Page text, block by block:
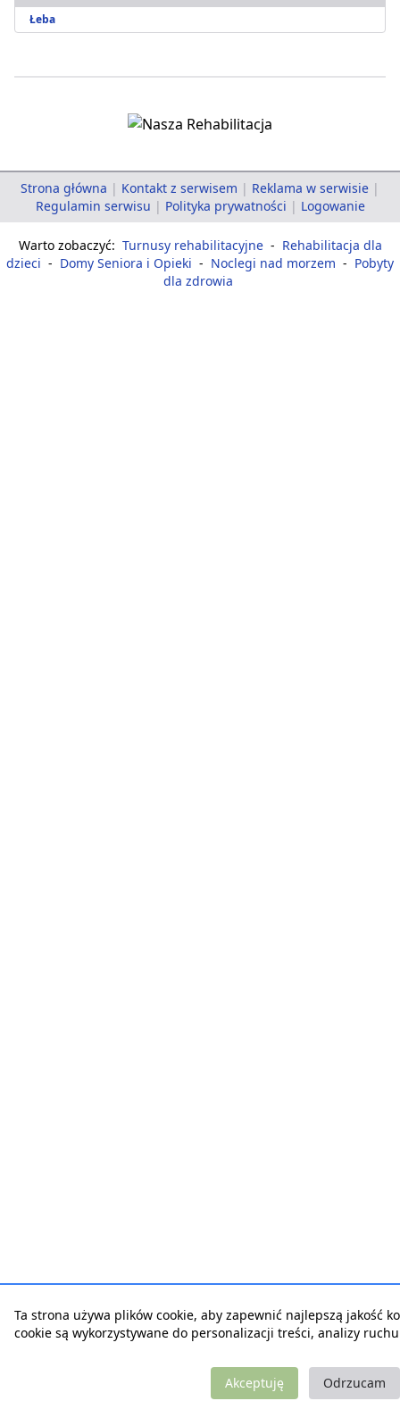
Łeba
Strona główna | Kontakt z serwisem | Reklama w serwisie |
Regulamin serwisu | Polityka prywatności | Logowanie
Warto zobaczyć: Turnusy rehabilitacyjne - Rehabilitacja dla
dzieci - Domy Seniora i Opieki - Noclegi nad morzem - Pobyty
dla zdrowia
Ta strona używa plików cookie, aby zapewnić najlepszą jakość
cookie są wykorzystywane do personalizacji treści, analizy
Akceptuję Odrzucam